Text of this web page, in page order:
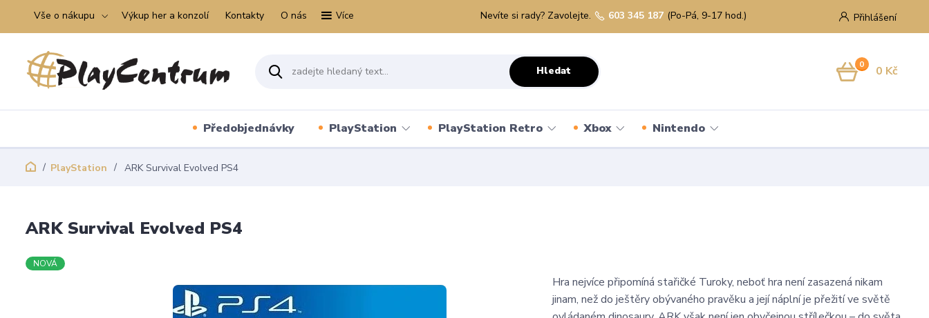
Vše o nákupu Výkup her a konzolí Kontakty O nás Více Přihlášení
Hledat
Nevíte si rady? Zavolejte. 603 345 187 (Po-Pá, 9-17 hod.)
0 0 Kč
Předobjednávky PlayStation PlayStation Retro Xbox Nintendo
PlayStation ARK Survival Evolved PS4
ARK Survival Evolved PS4
NOVÁ
Hra nejvíce připomíná stařičké Turoky, neboť hra není zasazená nikam
jinam, než do ještěry obývaného pravěku a její náplní je přežití ve světě